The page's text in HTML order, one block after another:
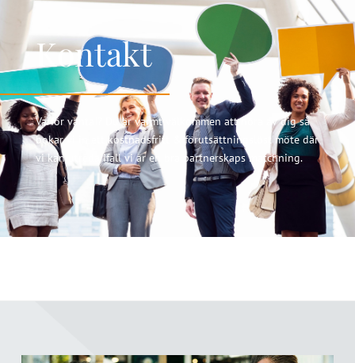
Kontakt
Varför vänta!? Du är varmt välkommen att höra av dig så
bokar vi in ett kostnadsfritt & förutsättningslöst möte där
vi kan utreda ifall vi är en bra partnerskaps matchning.